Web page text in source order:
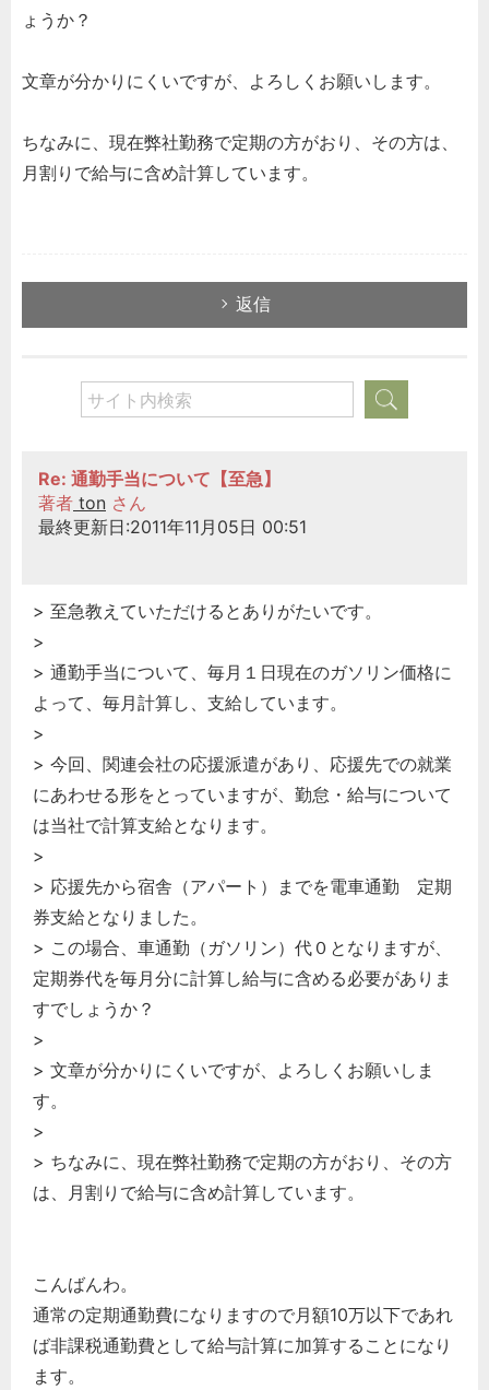
ょうか？
文章が分かりにくいですが、よろしくお願いします。
ちなみに、現在弊社勤務で定期の方がおり、その方は、
月割りで給与に含め計算しています。
返信
Re: 通勤手当について【至急】
著者 ton さん
最終更新日:2011年11月05日 00:51
> 至急教えていただけるとありがたいです。
>
> 通勤手当について、毎月１日現在のガソリン価格に
よって、毎月計算し、支給しています。
>
> 今回、関連会社の応援派遣があり、応援先での就業
にあわせる形をとっていますが、勤怠・給与について
は当社で計算支給となります。
>
> 応援先から宿舎（アパート）までを電車通勤 定期
券支給となりました。
> この場合、車通勤（ガソリン）代０となりますが、
定期券代を毎月分に計算し給与に含める必要がありま
すでしょうか？
>
> 文章が分かりにくいですが、よろしくお願いしま
す。
>
> ちなみに、現在弊社勤務で定期の方がおり、その方
は、月割りで給与に含め計算しています。
こんばんわ。
通常の定期通勤費になりますので月額10万以下であれ
ば非課税通勤費として給与計算に加算することになり
ます。